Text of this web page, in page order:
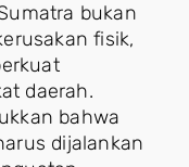
bukan
fisik,
daerah.
bahwa
dijalankan